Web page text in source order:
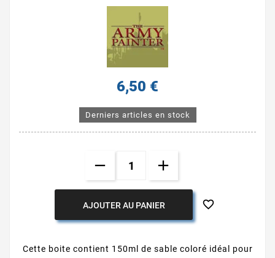
6,50 €
Derniers articles en stock
AJOUTER AU PANIER 
Cette boite contient 150ml de sable coloré idéal pour